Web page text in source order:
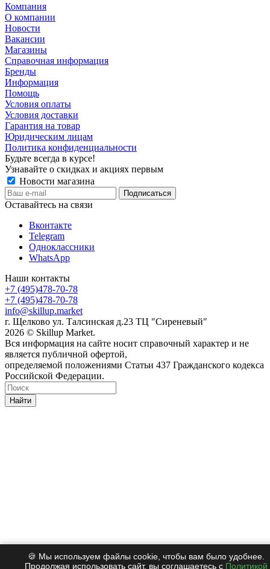
Компания
О компании
Новости
Вакансии
Магазины
Справочная информация
Бренды
Информация
Помощь
Условия оплаты
Условия доставки
Гарантия на товар
Юридическим лицам
Политика конфиденциальности
Будьте всегда в курсе!
Узнавайте о скидках и акциях первым
Новости магазина
Оставайтесь на связи
Вконтакте
Telegram
Одноклассники
WhatsApp
Наши контакты
+7 (495)478-70-78
+7 (495)478-70-78
info@skillup.market
г. Щелково ул. Талсинская д.23 ТЦ "Сиреневый"
2026 © Skillup Market.
Вся информация на сайте носит справочный характер и не
является публичной офертой,
определяемой положениями Статьи 437 Гражданского кодекса
Российской Федерации.
Найти
🍪 Мы используем файлы cookie, чтобы вам было удобнее.
Продолжая использовать сайт, вы соглашаетесь с Политикой